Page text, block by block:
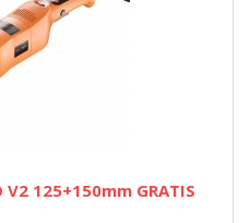
V2 125+150mm GRATIS